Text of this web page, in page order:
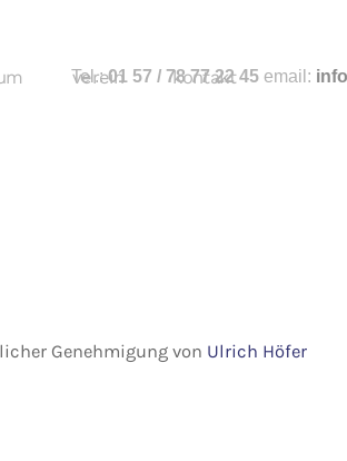
verein kontakt
Tel.:01 57 / 78 77 22 45 email: info
Genehmigung von Ulrich Höfer